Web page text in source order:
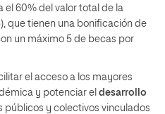
el 60% del valor total de la
que tienen una bonificación de
un máximo 5 de becas por
el acceso a los mayores
y potenciar el desarrollo
públicos y colectivos vinculados